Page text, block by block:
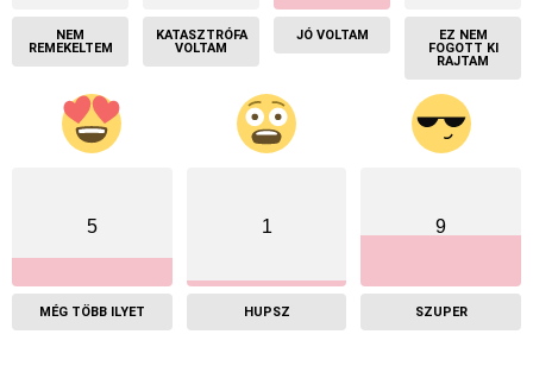
NEM
REMEKELTEM
KATASZTRÓFA
VOLTAM
JÓ VOLTAM
EZ NEM
FOGOTT KI
RAJTAM
5
MÉG TÖBB ILYET
1
HUPSZ
9
SZUPER